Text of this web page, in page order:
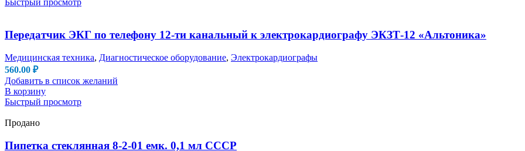
Передатчик ЭКГ по телефону 12-ти канальный к электрокардиографу ЭКЗТ-12 «Альтоника»
Медицинская техника, Диагностическое оборудование, Электрокардиографы
560.00 ₽
Добавить в список желаний
В корзину
Быстрый просмотр
Продано
Пипетка стеклянная 8-2-01 емк. 0,1 мл СССР